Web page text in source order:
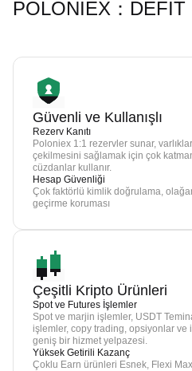
POLONIEX：
Güvenli ve Kullanışlı
Rezerv Kanıtı
Poloniex 1:1 rezervler sunar,
çekilmesini sağlamak için çok
cüzdanlar kullanır.
Hesap Güvenliği
Çok faktörlü kimlik doğrulama,
geçirme koruması
Çeşitli Kripto Ürünleri
Spot ve Futures İşlemler
Spot ve marjin işlemler, USDT
işlemler, copy trading, opsiyonlar ve
geniş bir hizmet yelpazesi.
Yüksek Getirili Kazanç
Çoklu Earn ürünleri Esnek, Flexi